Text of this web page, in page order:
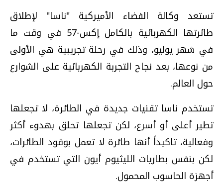
تستعد وكالة الفضاء الأميركية "ناسا" لإطلاق
طائرتها الكهربائية بالكامل إكس-57 في وقت ما
في شهر يوليو، وذلك في رحلة تجريبية هي الأولى
من نوعها، بعد نجاح التجربة الكهربائية على الشوارع
حول العالم.
تستخدم ناسا تقنيات جديدة في الطائرة، لا تجعلها
تطير أعلى أو أسرع، لكن تجعلها تحلق بهدوء أكثر
وفعالية، تاكيداً أنها طائرة لا تعمل بوقود الطائرات،
لكن بنفس بطاريات الليثيوم أيون التي تستخدم في
أجهزة الحاسوب المحمول.